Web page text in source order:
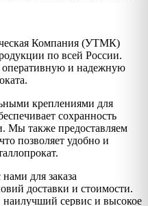
Компания (УТМК)
по всей России.
оперативную и надежную
креплениями для
сохранность
Мы также предоставляем
позволяет удобно и
для заказа
доставки и стоимости.
сервис и высокое